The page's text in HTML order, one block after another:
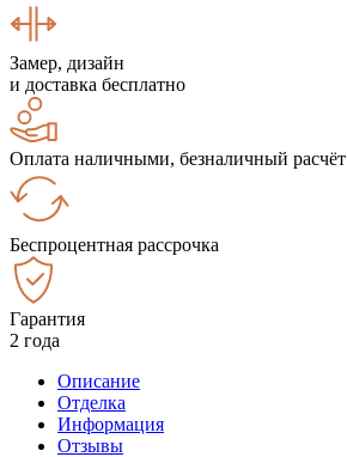
Замер, дизайн
и доставка бесплатно
Оплата наличными, безналичный расчёт
Беспроцентная рассрочка
Гарантия
2 года
Описание
Отделка
Информация
Отзывы